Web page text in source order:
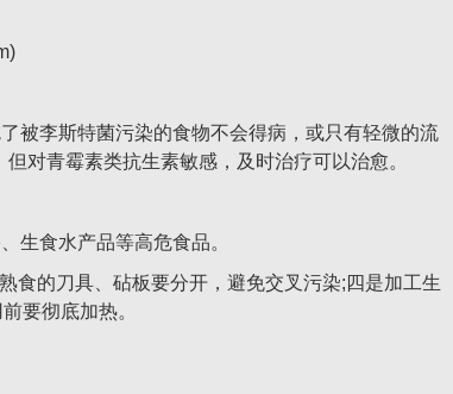
被李斯特菌污染的食物不会得病，或只有轻微的流
对青霉素类抗生素敏感，及时治疗可以治愈。
生食水产品等高危食品。
的刀具、砧板要分开，避免交叉污染;四是加工生
要彻底加热。